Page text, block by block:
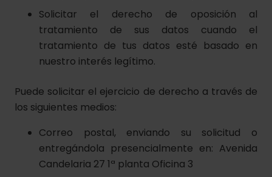
Solicitar el derecho de oposición al
tratamiento de sus datos cuando el
tratamiento de tus datos esté basado en
nuestro interés legítimo.
Puede solicitar el ejercicio de derecho a través de
los siguientes medios:
Correo postal, enviando su solicitud o
entregándola presencialmente en: Avenida
Candelaria 27 1ª planta Oficina 3